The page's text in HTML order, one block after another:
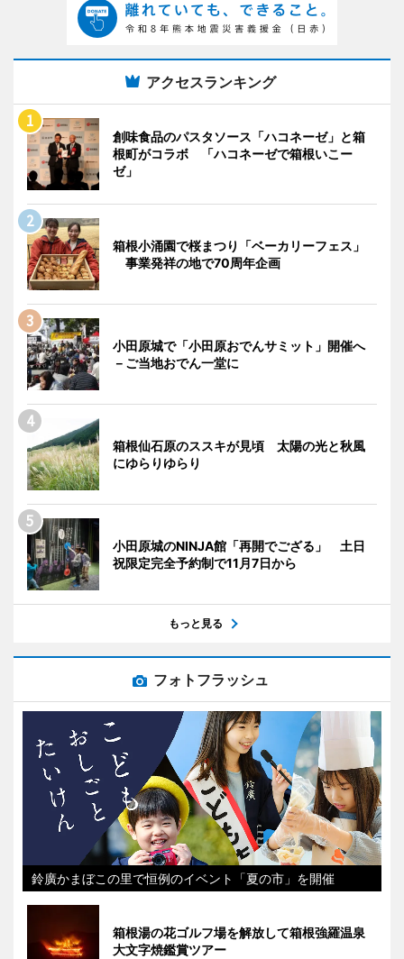
アクセスランキング
創味食品のパスタソース「ハコネーゼ」と箱
根町がコラボ 「ハコネーゼで箱根いこー
ゼ」
箱根小涌園で桜まつり「ベーカリーフェス」
事業発祥の地で70周年企画
小田原城で「小田原おでんサミット」開催へ
－ご当地おでん一堂に
箱根仙石原のススキが見頃 太陽の光と秋風
にゆらりゆらり
小田原城のNINJA館「再開でござる」 土日
祝限定完全予約制で11月7日から
もっと見る
フォトフラッシュ
鈴廣かまぼこの里で恒例のイベント「夏の市」を開催
箱根湯の花ゴルフ場を解放して箱根強羅温泉
大文字焼鑑賞ツアー